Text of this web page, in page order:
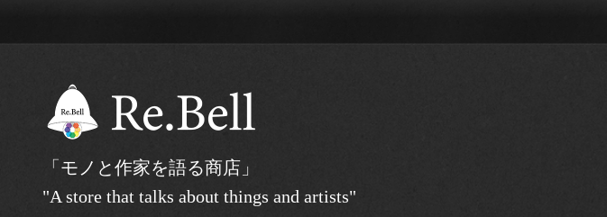
「モノと作家を語る商店」
"A store that talks about things and artists"